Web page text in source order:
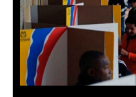
Trump y las drogas: la viga